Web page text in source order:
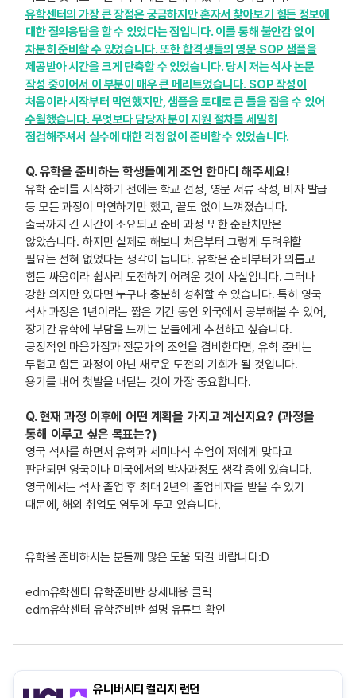
유학센터의 가장 큰 장점은 궁금하지만 혼자서 찾아보기 힘든 정보에
대한 질의응답을 할 수 있었다는 점입니다. 이를 통해 불안감 없이
차분히 준비할 수 있었습니다. 또한 합격생들의 영문 SOP 샘플을
제공받아 시간을 크게 단축할 수 있었습니다. 당시 저는 석사 논문
작성 중이어서 이 부분이 매우 큰 메리트었습니다. SOP 작성이
처음이라 시작부터 막연했지만, 샘플을 토대로 큰 틀을 잡을 수 있어
수월했습니다. 무엇보다 담당자 분이 지원 절차를 세밀히
점검해주셔서 실수에 대한 걱정 없이 준비할 수 있었습니다.
Q.유학을 준비하는 학생들에게 조언 한마디 해주세요!
유학 준비를 시작하기 전에는 학교 선정, 영문 서류 작성, 비자 발급
등 모든 과정이 막연하기만 했고, 끝도 없이 느껴졌습니다.
출국까지 긴 시간이 소요되고 준비 과정 또한 순탄치만은
않았습니다. 하지만 실제로 해보니 처음부터 그렇게 두려워할
필요는 전혀 없었다는 생각이 듭니다. 유학은 준비부터가 외롭고
힘든 싸움이라 쉽사리 도전하기 어려운 것이 사실입니다. 그러나
강한 의지만 있다면 누구나 충분히 성취할 수 있습니다. 특히 영국
석사 과정은 1년이라는 짧은 기간 동안 외국에서 공부해볼 수 있어,
장기간 유학에 부담을 느끼는 분들에게 추천하고 싶습니다.
긍정적인 마음가짐과 전문가의 조언을 겸비한다면, 유학 준비는
두렵고 힘든 과정이 아닌 새로운 도전의 기회가 될 것입니다.
용기를 내어 첫발을 내딛는 것이 가장 중요합니다.
Q.현재 과정 이후에 어떤 계획을 가지고 계신지요? (과정을
통해 이루고 싶은 목표는?)
영국 석사를 하면서 유학과 세미나식 수업이 저에게 맞다고
판단되면 영국이나 미국에서의 박사과정도 생각 중에 있습니다.
영국에서는 석사 졸업 후 최대 2년의 졸업비자를 받을 수 있기
때문에, 해외 취업도 염두에 두고 있습니다.
유학을 준비하시는 분들께 많은 도움 되길 바랍니다:D
edm유학센터 유학준비반 상세내용 클릭
edm유학센터 유학준비반 설명 유튜브 확인
유니버시티 컬리지 런던